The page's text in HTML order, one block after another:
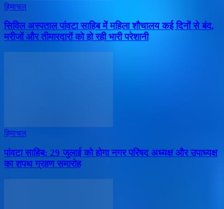
हिमाचल
सिविल अस्पताल पांवटा साहिब में महिला शौचालय कई दिनों से बंद,
मरीजों और तीमारदारों को हो रही भारी परेशानी
हिमाचल
पांवटा साहिब: 29 जुलाई को होगा नगर परिषद अध्यक्ष और उपाध्यक्ष
का शपथ ग्रहण समारोह